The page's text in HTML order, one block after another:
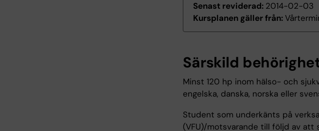
Senast reviderad: 2014-02-03
Kursplanen gäller från:
Särskild
Minst 120 hp inom hälso- och
engelska, danska, norska eller
Student som underkänts på
(VFU)/motsvarande till följd av att